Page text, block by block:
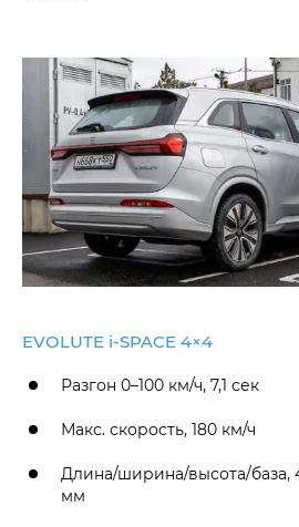
EVOLUTE i‑SPACE 4×4
Разгон 0–100 км/ч, 7,1 сек
Макс. скорость, 180 км/ч
Длина/ширина/высота/база,
мм